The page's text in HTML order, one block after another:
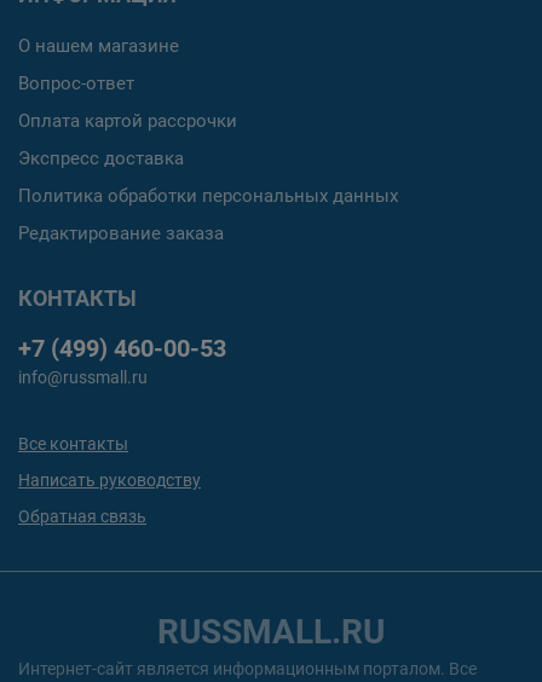
О нашем магазине
Вопрос-ответ
Оплата картой рассрочки
Экспресс доставка
Политика обработки персональных данных
Редактирование заказа
КОНТАКТЫ
+7 (499) 460-00-53
info@russmall.ru
Все контакты
Написать руководству
Обратная связь
RUSSMALL.RU
Интернет-сайт является информационным порталом. Все